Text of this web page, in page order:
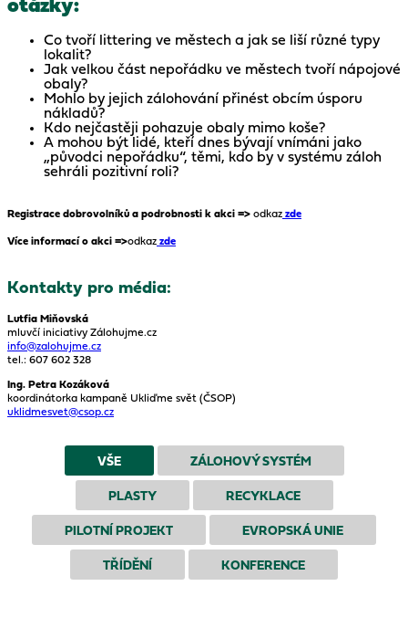
otázky:
Co tvoří littering ve městech a jak se liší různé typy
lokalit?
Jak velkou část nepořádku ve městech tvoří nápojové
obaly?
Mohlo by jejich zálohování přinést obcím úsporu
nákladů?
Kdo nejčastěji pohazuje obaly mimo koše?
A mohou být lidé, kteří dnes bývají vnímáni jako
„původci nepořádku“, těmi, kdo by v systému záloh
sehráli pozitivní roli?
Registrace dobrovolníků a podrobnosti k akci => odkaz zde
Více informací o akci =>odkaz zde
Kontakty pro média:
Lutfia Miňovská
mluvčí iniciativy Zálohujme.cz
info@zalohujme.cz
tel.: 607 602 328
Ing. Petra Kozáková
koordinátorka kampaně Ukliďme svět (ČSOP)
uklidmesvet@csop.cz
VŠE ZÁLOHOVÝ SYSTÉM
PLASTY RECYKLACE
PILOTNÍ PROJEKT EVROPSKÁ UNIE
TŘÍDĚNÍ KONFERENCE